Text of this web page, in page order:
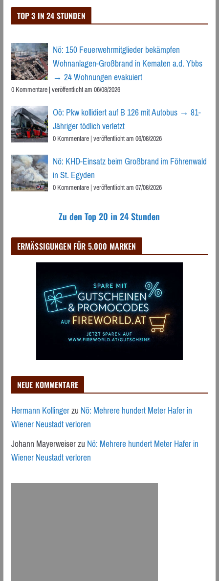
TOP 3 IN 24 STUNDEN
Nö: 150 Feuerwehrmitglieder bekämpfen
Wohnanlagen-Großbrand in Kematen a.d. Ybbs
→ 24 Wohnungen evakuiert
0 Kommentare|veröffentlicht am 06/08/2026
Oö: Pkw kollidiert auf B 126 mit Autobus → 81-
Jähriger tödlich verletzt
0 Kommentare|veröffentlicht am 06/08/2026
Nö: KHD-Einsatz beim Großbrand im Föhrenwald
in St. Egyden
0 Kommentare|veröffentlicht am 07/08/2026
Zu den Top 20 in 24 Stunden
ERMÄSSIGUNGEN FÜR 5.000 MARKEN
NEUE KOMMENTARE
Hermann KollingerzuNö: Mehrere hundert Meter Hafer in
Wiener Neustadt verloren
Johann MayerweiserzuNö: Mehrere hundert Meter Hafer in
Wiener Neustadt verloren